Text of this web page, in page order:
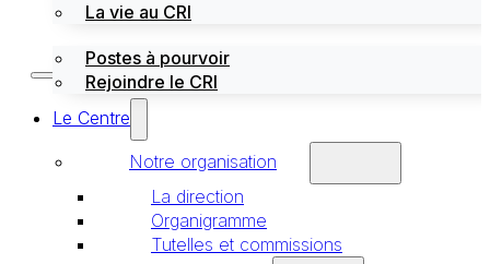
La vie au CRI
Postes à pourvoir
Rejoindre le CRI
Le Centre
Notre organisation
La direction
Organigramme
Tutelles et commissions